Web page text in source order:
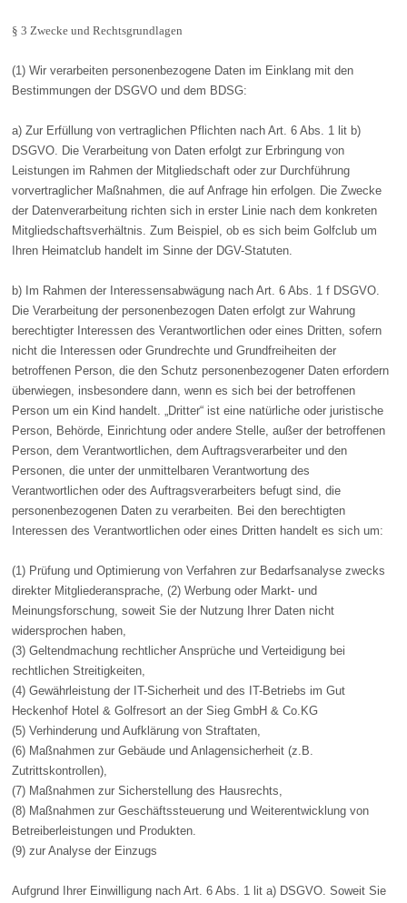
§ 3 Zwecke und Rechtsgrundlagen
(1) Wir verarbeiten personenbezogene Daten im Einklang mit den
Bestimmungen der DSGVO und dem BDSG:
a) Zur Erfüllung von vertraglichen Pflichten nach Art. 6 Abs. 1 lit b)
DSGVO. Die Verarbeitung von Daten erfolgt zur Erbringung von
Leistungen im Rahmen der Mitgliedschaft oder zur Durchführung
vorvertraglicher Maßnahmen, die auf Anfrage hin erfolgen. Die Zwecke
der Datenverarbeitung richten sich in erster Linie nach dem konkreten
Mitgliedschaftsverhältnis. Zum Beispiel, ob es sich beim Golfclub um
Ihren Heimatclub handelt im Sinne der DGV-Statuten.
b) Im Rahmen der Interessensabwägung nach Art. 6 Abs. 1 f DSGVO.
Die Verarbeitung der personenbezogen Daten erfolgt zur Wahrung
berechtigter Interessen des Verantwortlichen oder eines Dritten, sofern
nicht die Interessen oder Grundrechte und Grundfreiheiten der
betroffenen Person, die den Schutz personenbezogener Daten erfordern
überwiegen, insbesondere dann, wenn es sich bei der betroffenen
Person um ein Kind handelt. „Dritter“ ist eine natürliche oder juristische
Person, Behörde, Einrichtung oder andere Stelle, außer der betroffenen
Person, dem Verantwortlichen, dem Auftragsverarbeiter und den
Personen, die unter der unmittelbaren Verantwortung des
Verantwortlichen oder des Auftragsverarbeiters befugt sind, die
personenbezogenen Daten zu verarbeiten. Bei den berechtigten
Interessen des Verantwortlichen oder eines Dritten handelt es sich um:
(1) Prüfung und Optimierung von Verfahren zur Bedarfsanalyse zwecks
direkter Mitgliederansprache, (2) Werbung oder Markt- und
Meinungsforschung, soweit Sie der Nutzung Ihrer Daten nicht
widersprochen haben,
(3) Geltendmachung rechtlicher Ansprüche und Verteidigung bei
rechtlichen Streitigkeiten,
(4) Gewährleistung der IT-Sicherheit und des IT-Betriebs im Gut
Heckenhof Hotel & Golfresort an der Sieg GmbH & Co.KG
(5) Verhinderung und Aufklärung von Straftaten,
(6) Maßnahmen zur Gebäude und Anlagensicherheit (z.B.
Zutrittskontrollen),
(7) Maßnahmen zur Sicherstellung des Hausrechts,
(8) Maßnahmen zur Geschäftssteuerung und Weiterentwicklung von
Betreiberleistungen und Produkten.
(9) zur Analyse der Einzugs
Aufgrund Ihrer Einwilligung nach Art. 6 Abs. 1 lit a) DSGVO. Soweit Sie